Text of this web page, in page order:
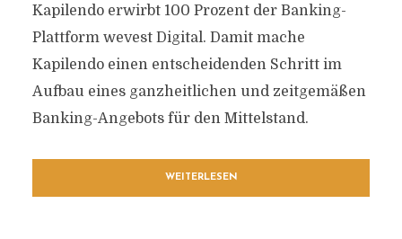
Kapilendo erwirbt 100 Prozent der Banking-
Plattform wevest Digital. Damit mache
Kapilendo einen entscheidenden Schritt im
Aufbau eines ganzheitlichen und zeitgemäßen
Banking-Angebots für den Mittelstand.
WEITERLESEN